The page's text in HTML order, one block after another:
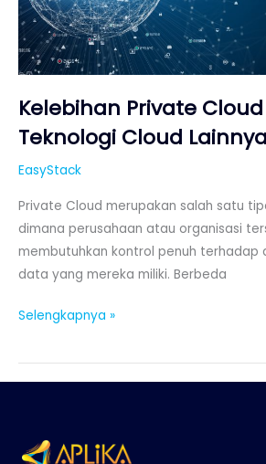
Kelebihan Private
Teknologi Cloud Lainnya
EasyStack
Private Cloud merupakan salah satu
dimana perusahaan atau organisasi
membutuhkan kontrol penuh terhadap
data yang mereka miliki. Berbeda
Lainnya
Selengkapnya »